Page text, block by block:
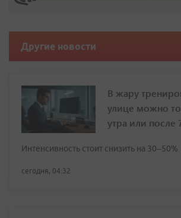
Другие новости
В жару
улице можно
утра или после
Интенсивность стоит снизить на 30–50%
сегодня, 04:32